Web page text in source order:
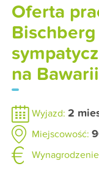
Oferta
na
Wyjazd:2
Miejscowość: